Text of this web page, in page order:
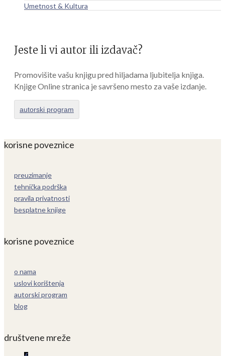
Umetnost & Kultura
Jeste li vi autor ili izdavač?
Promovišite vašu knjigu pred hiljadama ljubitelja knjiga.
Knjige Online stranica je savršeno mesto za vaše izdanje.
autorski program
korisne poveznice
preuzimanje
tehnička podrška
pravila privatnosti
besplatne knjige
korisne poveznice
o nama
uslovi korištenja
autorski program
blog
društvene mreže